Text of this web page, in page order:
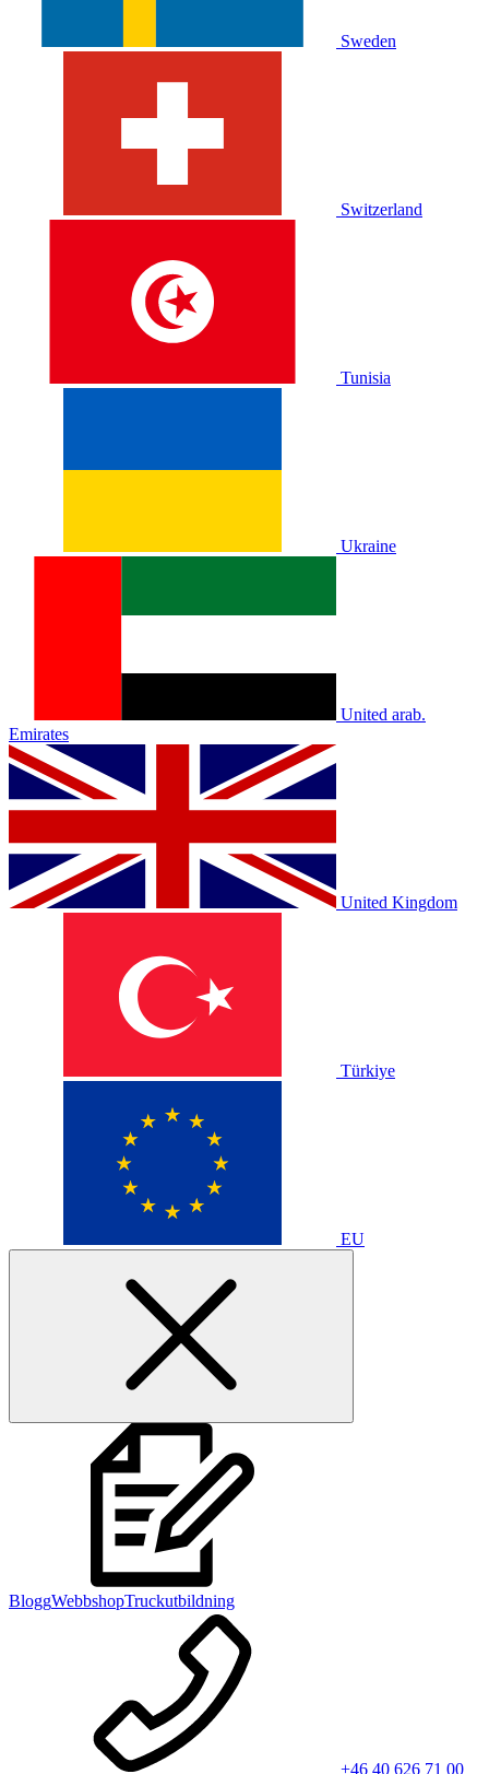
Sweden
Switzerland
Tunisia
Ukraine
United arab.
Emirates
United Kingdom
Türkiye
EU
BloggWebbshopTruckutbildning
+46 40 626 71 00